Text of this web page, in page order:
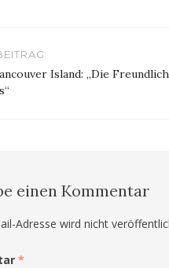
Island: „Die
einen Kommentar
Adresse wird nicht
*